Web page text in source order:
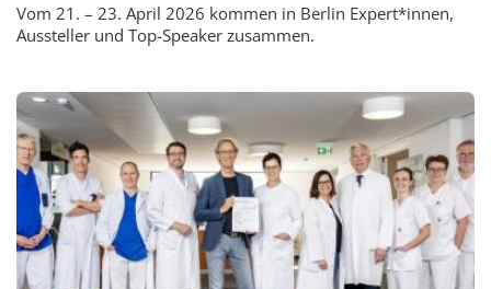
Vom 21. – 23. April 2026 kommen in Berlin Expert*innen,
Aussteller und Top-Speaker zusammen.